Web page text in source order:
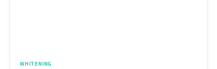
WHITENING